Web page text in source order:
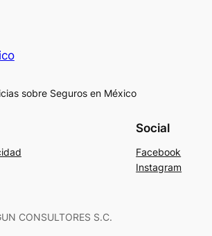
sobre Seguros en México
Social
Facebook
Instagram
CONSULTORES S.C.